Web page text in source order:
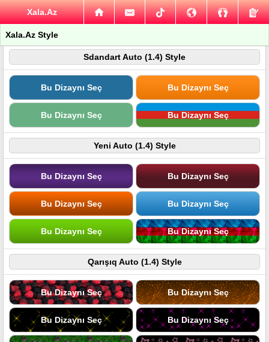
Xala.Az
Xala.Az Style
Sdandart Auto (1.4) Style
Bu Dizaynı Seç Bu Dizaynı Seç
Bu Dizaynı Seç Bu Dizaynı Seç
Yeni Auto (1.4) Style
Bu Dizaynı Seç Bu Dizaynı Seç
Bu Dizaynı Seç Bu Dizaynı Seç
Bu Dizaynı Seç Bu Dizaynı Seç
Qarışıq Auto (1.4) Style
Bu Dizaynı Seç Bu Dizaynı Seç
Bu Dizaynı Seç Bu Dizaynı Seç